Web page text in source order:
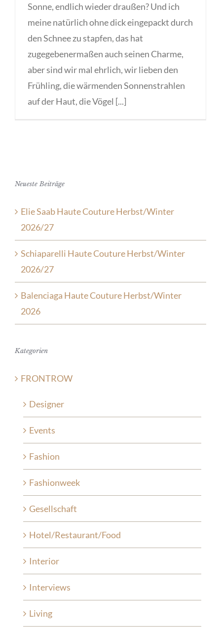
Sonne, endlich wieder draußen? Und ich
meine natürlich ohne dick eingepackt durch
den Schnee zu stapfen, das hat
zugegebenermaßen auch seinen Charme,
aber sind wir mal ehrlich, wir lieben den
Frühling, die wärmenden Sonnenstrahlen
auf der Haut, die Vögel [...]
Neueste Beiträge
Elie Saab Haute Couture Herbst/Winter
2026/27
Schiaparelli Haute Couture Herbst/Winter
2026/27
Balenciaga Haute Couture Herbst/Winter
2026
Kategorien
FRONTROW
Designer
Events
Fashion
Fashionweek
Gesellschaft
Hotel/Restaurant/Food
Interior
Interviews
Living